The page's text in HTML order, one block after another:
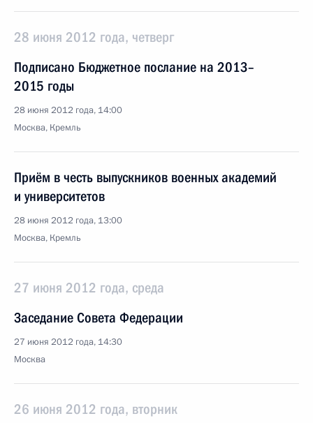
28 июня 2012 года, четверг
Подписано Бюджетное послание на 2013–
2015 годы
28 июня 2012 года, 14:00
Москва, Кремль
Приём в честь выпускников военных академий
и университетов
28 июня 2012 года, 13:00
Москва, Кремль
27 июня 2012 года, среда
Заседание Совета Федерации
27 июня 2012 года, 14:30
Москва
26 июня 2012 года, вторник